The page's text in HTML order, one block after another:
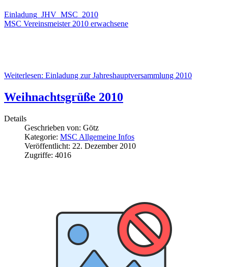
Einladung_JHV_MSC_2010
MSC Vereinsmeister 2010 erwachsene
Weiterlesen: Einladung zur Jahreshauptversammlung 2010
Weihnachtsgrüße 2010
Details
Geschrieben von: Götz
Kategorie: MSC Allgemeine Infos
Veröffentlicht: 22. Dezember 2010
Zugriffe: 4016